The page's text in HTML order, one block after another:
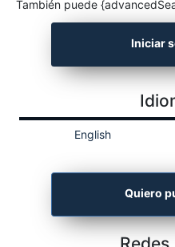
También puede
Iniciar
English
Quiero